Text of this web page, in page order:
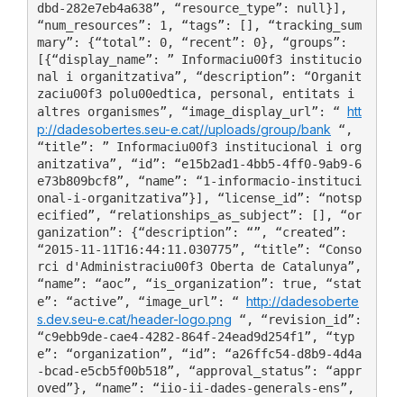
dbd-282e7eb4a638”, “resource_type”: null}],
“num_resources”: 1, “tags”: [], “tracking_sum
mary”: {“total”: 0, “recent”: 0}, “groups”:
[{“display_name”: ” Informaciu00f3 institucio
nal i organitzativa”, “description”: “Organit
zaciu00f3 polu00edtica, personal, entitats i
altres organismes”, “image_display_url”: “ htt
p://dadesobertes.seu-e.cat//uploads/group/bank “,
“title”: ” Informaciu00f3 institucional i org
anitzativa”, “id”: “e15b2ad1-4bb5-4ff0-9ab9-6
e73b809bcf8”, “name”: “1-informacio-instituci
onal-i-organitzativa”}], “license_id”: “notsp
ecified”, “relationships_as_subject”: [], “or
ganization”: {“description”: “”, “created”:
“2015-11-11T16:44:11.030775”, “title”: “Conso
rci d'Administraciu00f3 Oberta de Catalunya”,
“name”: “aoc”, “is_organization”: true, “stat
e”: “active”, “image_url”: “ http://dadesoberte
s.dev.seu-e.cat/header-logo.png “, “revision_id”:
“c9ebb9de-cae4-4282-864f-24ead9d254f1”, “typ
e”: “organization”, “id”: “a26ffc54-d8b9-4d4a
-bcad-e5cb5f00b518”, “approval_status”: “appr
oved”}, “name”: “iio-ii-dades-generals-ens”,